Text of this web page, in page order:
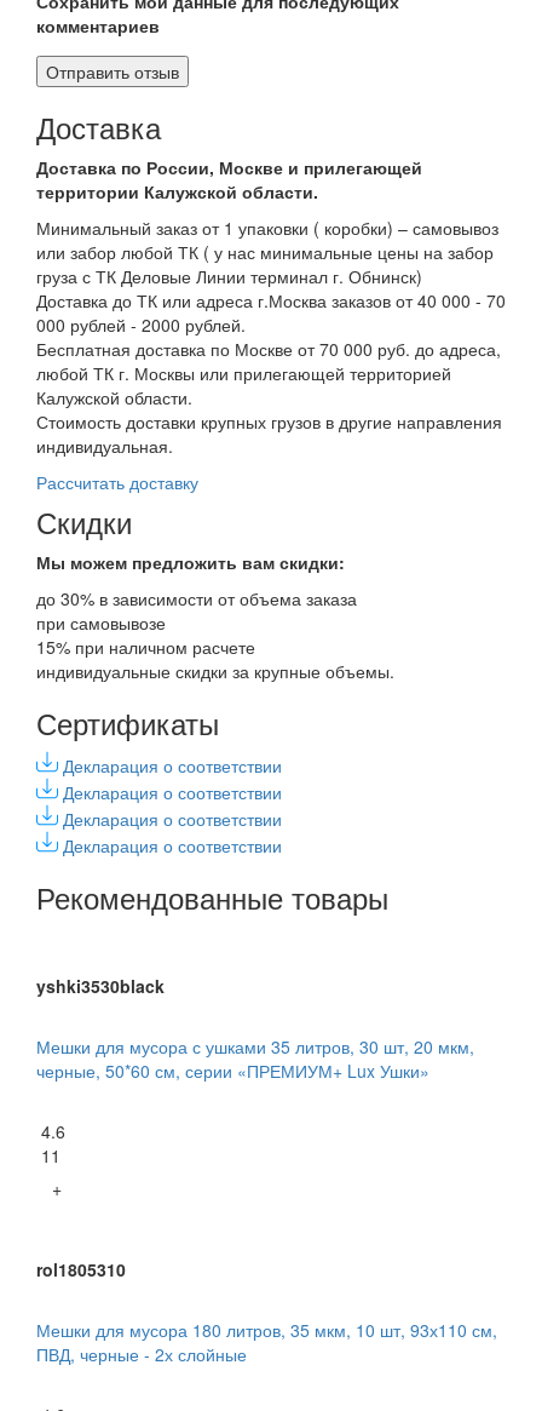
комментариев
Доставка
Доставка по России, Москве и прилегающей
территории Калужской области.
Минимальный заказ от 1 упаковки ( коробки) – самовывоз
или забор любой ТК ( у нас минимальные цены на забор
груза с ТК Деловые Линии терминал г. Обнинск)
Доставка до ТК или адреса г.Москва заказов от 40 000 - 70
000 рублей - 2000 рублей.
Бесплатная доставка по Москве от 70 000 руб. до адреса,
любой ТК г. Москвы или прилегающей территорией
Калужской области.
Стоимость доставки крупных грузов в другие направления
индивидуальная.
Рассчитать доставку
Скидки
Мы можем предложить вам скидки:
до 30% в зависимости от объема заказа
при самовывозе
15% при наличном расчете
индивидуальные скидки за крупные объемы.
Сертификаты
Декларация о соответствии
Декларация о соответствии
Декларация о соответствии
Декларация о соответствии
Рекомендованные товары
yshki3530black
Мешки для мусора с ушками 35 литров, 30 шт, 20 мкм,
черные, 50*60 см, серии «ПРЕМИУМ+ Lux Ушки»
4.6
11
+
rol1805310
Мешки для мусора 180 литров, 35 мкм, 10 шт, 93х110 см,
ПВД, черные - 2х слойные